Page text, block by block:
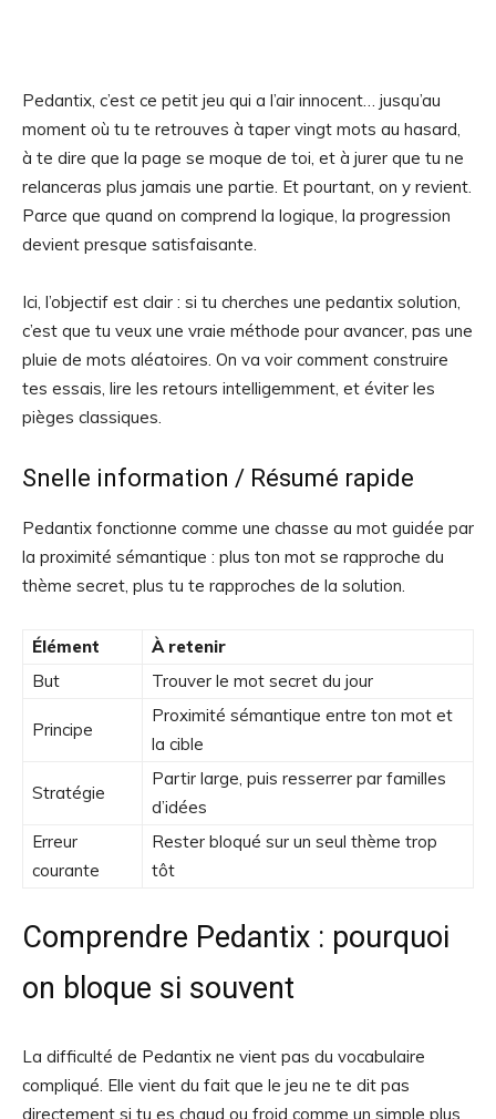
Pedantix, c’est ce petit jeu qui a l’air innocent… jusqu’au
moment où tu te retrouves à taper vingt mots au hasard,
à te dire que la page se moque de toi, et à jurer que tu ne
relanceras plus jamais une partie. Et pourtant, on y revient.
Parce que quand on comprend la logique, la progression
devient presque satisfaisante.
Ici, l’objectif est clair : si tu cherches une pedantix solution,
c’est que tu veux une vraie méthode pour avancer, pas une
pluie de mots aléatoires. On va voir comment construire
tes essais, lire les retours intelligemment, et éviter les
pièges classiques.
Snelle information / Résumé rapide
Pedantix fonctionne comme une chasse au mot guidée par
la proximité sémantique : plus ton mot se rapproche du
thème secret, plus tu te rapproches de la solution.
Élément
À retenir
But
Trouver le mot secret du jour
Principe
Proximité sémantique entre ton mot et
la cible
Stratégie
Partir large, puis resserrer par familles
d’idées
Erreur
courante
Rester bloqué sur un seul thème trop
tôt
Comprendre Pedantix : pourquoi
on bloque si souvent
La difficulté de Pedantix ne vient pas du vocabulaire
compliqué. Elle vient du fait que le jeu ne te dit pas
directement si tu es chaud ou froid comme un simple plus